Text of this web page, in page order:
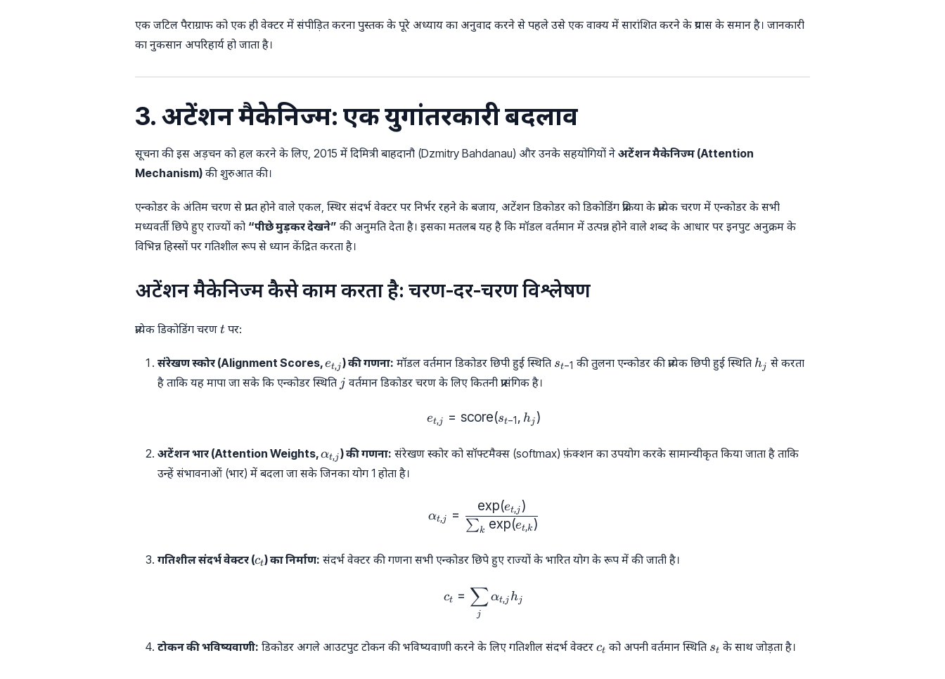
एक जटिल पैराग्राफ को एक ही वेक्टर में संपीड़ित करना पुस्तक के पूरे अध्याय का अनुवाद करने से पहले उसे एक वाक्य में सारांशित करने के प्रयास के समान है। जानकारी
का नुकसान अपरिहार्य हो जाता है।
3. अटेंशन मैकेनिज्म: एक युगांतरकारी बदलाव
सूचना की इस अड़चन को हल करने के लिए, 2015 में दिमित्री बाहदानौ (Dzmitry Bahdanau) और उनके सहयोगियों ने अटेंशन मैकेनिज्म (Attention
Mechanism) की शुरुआत की।
एन्कोडर के अंतिम चरण से प्राप्त होने वाले एकल, स्थिर संदर्भ वेक्टर पर निर्भर रहने के बजाय, अटेंशन डिकोडर को डिकोडिंग प्रक्रिया के प्रत्येक चरण में एन्कोडर के सभी
मध्यवर्ती छिपे हुए राज्यों को “पीछे मुड़कर देखने” की अनुमति देता है। इसका मतलब यह है कि मॉडल वर्तमान में उत्पन्न होने वाले शब्द के आधार पर इनपुट अनुक्रम के
विभिन्न हिस्सों पर गतिशील रूप से ध्यान केंद्रित करता है।
अटेंशन मैकेनिज्म कैसे काम करता है: चरण-दर-चरण विश्लेषण
प्रत्येक डिकोडिंग चरण t
t पर:
संरेखण स्कोर (Alignment Scores,e_{t,
j}
et,j) की गणना: मॉडल वर्तमान डिकोडर छिपी हुई स्थिति s_{t-
st−1 की तुलना एन्कोडर की प्रत्येक छिपी हुई स्थिति h_j
hj से करता
है ताकि यह मापा जा सके कि एन्कोडर स्थिति jj वर्तमान डिकोडर चरण के लिए कितनी प्रासंगिक है।
e_{t, j} = \text{score}(s_{t-1}, h_j)
et,j = score(st−1 , hj)
अटेंशन भार (Attention Weights,\alpha_{t,
j}
αt,j) की गणना: संरेखण स्कोर को सॉफ्टमैक्स (softmax) फ़ंक्शन का उपयोग करके सामान्यीकृत किया जाता है ताकि
उन्हें संभावनाओं (भार) में बदला जा सके जिनका योग 1 होता है।
\alpha_{t, j} = \frac{\exp(e_{t, j})}{\sum_k \exp(e_{t, k})}
αt,j =
∑k exp(et,k)
exp(et,j)
गतिशील संदर्भ वेक्टर (c_t
ct) का निर्माण: संदर्भ वेक्टर की गणना सभी एन्कोडर छिपे हुए राज्यों के भारित योग के रूप में की जाती है।
c_t = \sum_j \alpha_{t, j} h_j
ct =
j
∑αt,j hj
टोकन की भविष्यवाणी: डिकोडर अगले आउटपुट टोकन की भविष्यवाणी करने के लिए गतिशील संदर्भ वेक्टर c_t
ct को अपनी वर्तमान स्थिति s_t
st के साथ जोड़ता है।